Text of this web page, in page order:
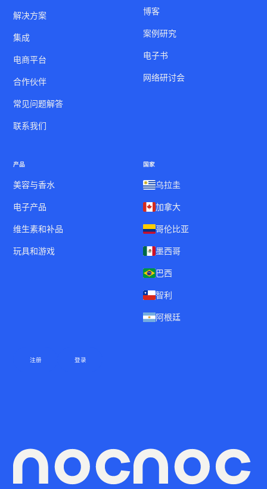
解决方案
集成
电商平台
合作伙伴
常见问题解答
联系我们
博客
案例研究
电子书
网络研讨会
产品
美容与香水
电子产品
维生素和补品
玩具和游戏
国家
乌拉圭
加拿大
哥伦比亚
墨西哥
巴西
智利
阿根廷
注册 登录